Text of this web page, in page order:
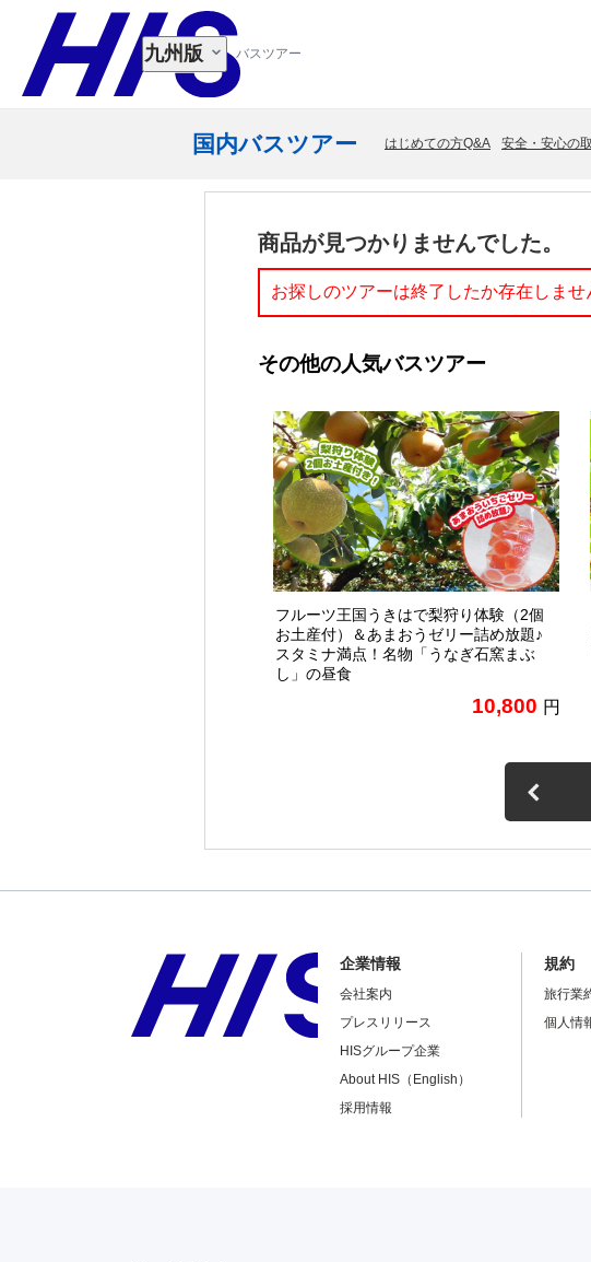
バスツアー
九州版
国内バスツアー はじめての方Q&A 安全・安心の
商品が見つかりませんでした。
お探しのツアーは終了したか存在しませ
その他の人気バスツアー
フルーツ王国うきはで梨狩り体験（2個
お土産付）＆あまおうゼリー詰め放題♪
スタミナ満点！名物「うなぎ石窯まぶ
し」の昼食
10,800 円
企業情報
会社案内
プレスリリース
HISグループ企業
About HIS（English）
採用情報
規約
旅行業
個人情